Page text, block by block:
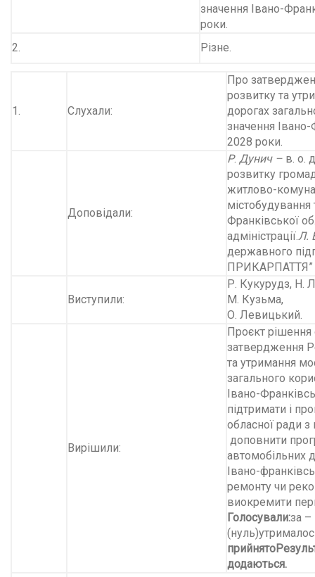
значення Івано-
роки.
2.
Різне.
1. Слухали:
Про
розвитку та
дорогах
значення Івано-
2028 роки.
Доповідали:
Р. Дунич – в. о.
розвитку
житлово-
містобудування
Франківської
адміністрації.Л.
державного
ПРИКАРПАТТЯ”
Виступили:
Р. Кукурудз, Н.
М. Кузьма,
О. Левицький.
Вирішили:
Проєкт рішення
затвердження
та утримання
загального
Івано-
підтримати і
обласної ради з
доповнити
автомобільних
Івано-
ремонту чи
виокремити
Голосували:за –
прийнято
додаються.